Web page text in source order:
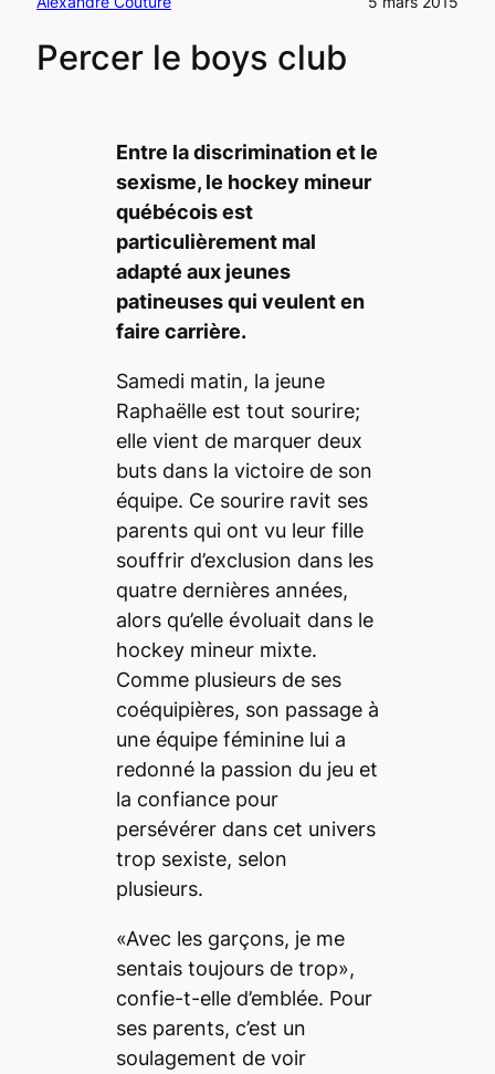
Percer le boys club
Entre la discrimination et le
sexisme, le hockey mineur
québécois est
particulièrement mal
adapté aux jeunes
patineuses qui veulent en
faire carrière.
Samedi matin, la jeune
Raphaëlle est tout sourire;
elle vient de marquer deux
buts dans la victoire de son
équipe. Ce sourire ravit ses
parents qui ont vu leur fille
souffrir d’exclusion dans les
quatre dernières années,
alors qu’elle évoluait dans le
hockey mineur mixte.
Comme plusieurs de ses
coéquipières, son passage à
une équipe féminine lui a
redonné la passion du jeu et
la confiance pour
persévérer dans cet univers
trop sexiste, selon
plusieurs.
«Avec les garçons, je me
sentais toujours de trop»,
confie-t-elle d’emblée. Pour
ses parents, c’est un
soulagement de voir